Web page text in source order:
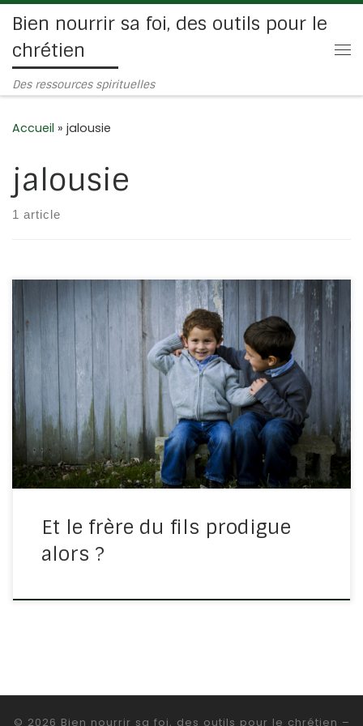
Passer au contenu
Bien nourrir sa foi, des outils pour le
chrétien
Des ressources spirituelles
Accueil » jalousie
jalousie
1 article
C’est toujours du fils prodigue dont on parle. D’ailleurs,
c’est l’histoire du fils prodigue et son frère joue le rôle
du râleur de première, qui ne pense qu’à lui. Luc 15/29-
30 : « Voici, il y a tant d’années que […]
Et le frère du fils prodigue
alors ?
© 2026 Bien nourrir sa foi, des outils pour le chrétien –